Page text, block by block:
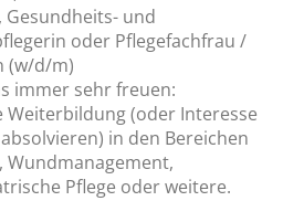
Gesundheits- und
oder Pflegefachfrau /
(w/d/m)
immer sehr freuen:
Weiterbildung (oder Interesse
in den Bereichen
Wundmanagement,
Pflege oder weitere.